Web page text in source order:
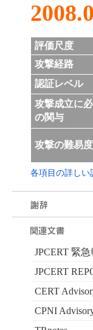
評価尺度
攻撃経路
認証レベル
攻撃成立に
の関与
攻撃の難易度
各項目の詳しい
JPCERT 緊
JPCERT
CERT
CPNI